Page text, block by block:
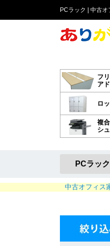
PCラック | 中古オ
フ
ア
ロ
複
シ
中古オフィス